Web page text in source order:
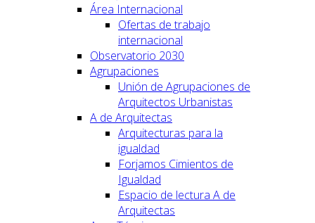
Área Internacional
Ofertas de trabajo
internacional
Observatorio 2030
Agrupaciones
Unión de Agrupaciones de
Arquitectos Urbanistas
A de Arquitectas
Arquitecturas para la
igualdad
Forjamos Cimientos de
Igualdad
Espacio de lectura A de
Arquitectas